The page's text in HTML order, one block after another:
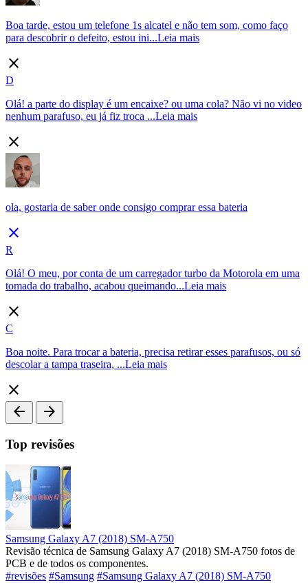
Boa tarde, estou um telefone 1s alcatel e não tem som, como faço
para descobrir o defeito, estou ini...Leia mais
close
D
Olá! a parte do display é um encaixe? ou uma cola? Não vi no video
nenhum parafuso, eu já fiz troca ...Leia mais
close
ola, gostaria de saber onde consigo comprar essa bateria
close
R
Olá! O meu, por conta de um carregador turbo da Motorola em uma
tomada do trabalho, acabou queimando...Leia mais
close
C
Boa noite. Para trocar a bateria, precisa retirar esses parafusos, ou só
descolar a tampa traseira, ...Leia mais
close
arrow_back
arrow_forward
Top revisões
Samsung Galaxy A7 (2018) SM-A750
Revisão técnica de Samsung Galaxy A7 (2018) SM-A750 fotos de
PCB e de todos os componentes.
#revisões #Samsung #Samsung Galaxy A7 (2018) SM-A750